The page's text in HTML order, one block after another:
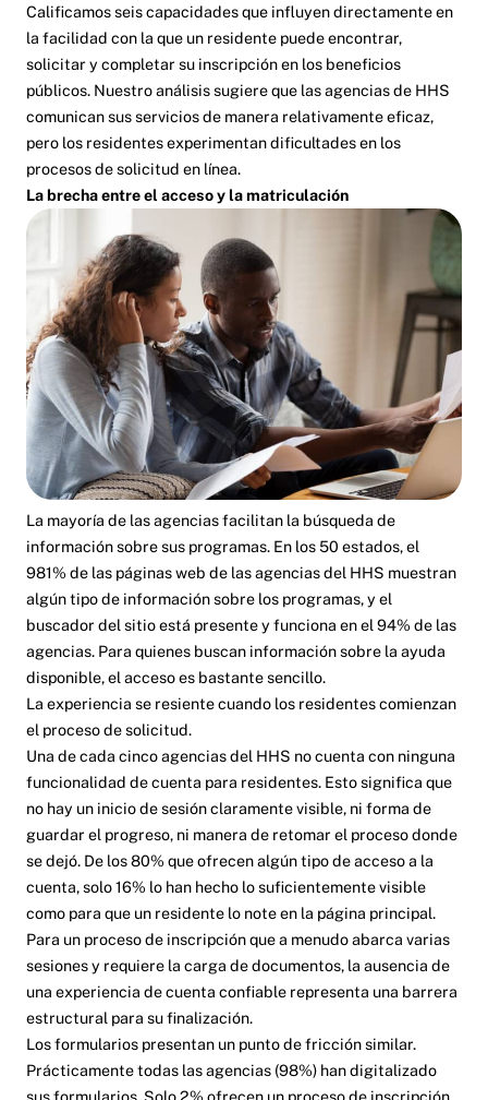
Calificamos seis capacidades que influyen directamente en
la facilidad con la que un residente puede encontrar,
solicitar y completar su inscripción en los beneficios
públicos. Nuestro análisis sugiere que las agencias de HHS
comunican sus servicios de manera relativamente eficaz,
pero los residentes experimentan dificultades en los
procesos de solicitud en línea.
La brecha entre el acceso y la matriculación
La mayoría de las agencias facilitan la búsqueda de
información sobre sus programas. En los 50 estados, el
981% de las páginas web de las agencias del HHS muestran
algún tipo de información sobre los programas, y el
buscador del sitio está presente y funciona en el 94% de las
agencias. Para quienes buscan información sobre la ayuda
disponible, el acceso es bastante sencillo.
La experiencia se resiente cuando los residentes comienzan
el proceso de solicitud.
Una de cada cinco agencias del HHS no cuenta con ninguna
funcionalidad de cuenta para residentes. Esto significa que
no hay un inicio de sesión claramente visible, ni forma de
guardar el progreso, ni manera de retomar el proceso donde
se dejó. De los 80% que ofrecen algún tipo de acceso a la
cuenta, solo 16% lo han hecho lo suficientemente visible
como para que un residente lo note en la página principal.
Para un proceso de inscripción que a menudo abarca varias
sesiones y requiere la carga de documentos, la ausencia de
una experiencia de cuenta confiable representa una barrera
estructural para su finalización.
Los formularios presentan un punto de fricción similar.
Prácticamente todas las agencias (98%) han digitalizado
sus formularios. Solo 2% ofrecen un proceso de inscripción